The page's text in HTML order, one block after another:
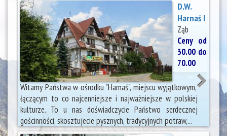
D.W.
Harnaś I
Ząb
Ceny od
30.00 do
70.00
Witamy Państwa w ośrodku "Harnaś", miejscu wyjątkowym,
łączącym to co najcenniejsze i najważniejsze w polskiej
kulturze. To u nas doświadczycie Państwo serdecznej
gościnności, skosztujecie pysznych, tradycyjnych potraw,...